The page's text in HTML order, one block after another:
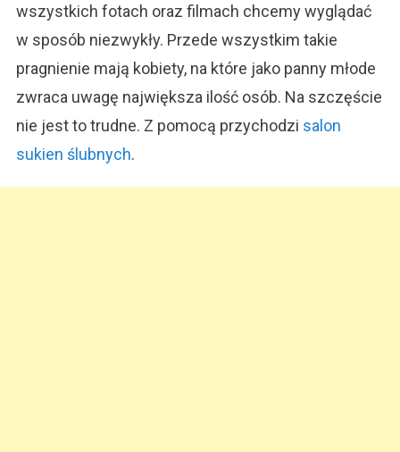
wszystkich fotach oraz filmach chcemy wyglądać
w sposób niezwykły. Przede wszystkim takie
pragnienie mają kobiety, na które jako panny młode
zwraca uwagę największa ilość osób. Na szczęście
nie jest to trudne. Z pomocą przychodzi salon
sukien ślubnych.